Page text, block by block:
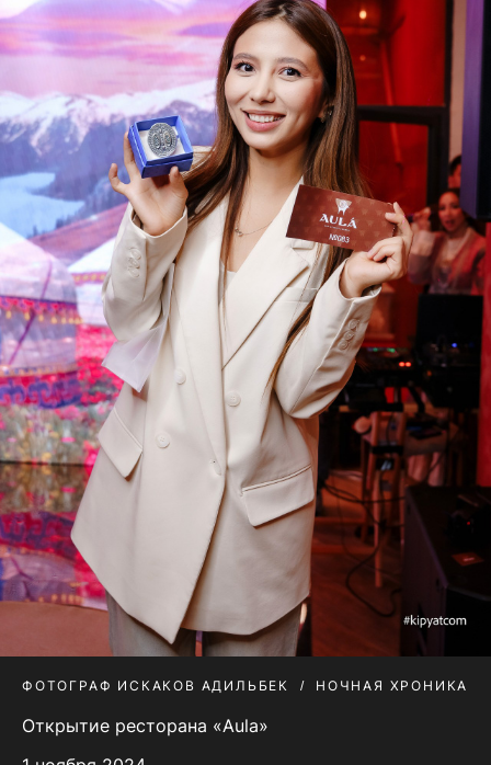
ФОТОГРАФ ИСКАКОВ АДИЛЬБЕК НОЧНАЯ ХРОНИКА
Открытие ресторана «Aula»